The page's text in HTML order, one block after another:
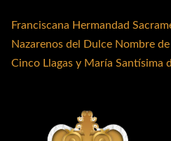
Franciscana Hermandad
Nazarenos del Dulce Nombre
Cinco Llagas y María Santísima